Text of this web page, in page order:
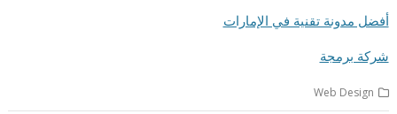
أفضل مدونة تقنية في الإمارات
شركة برمجة
Web Design